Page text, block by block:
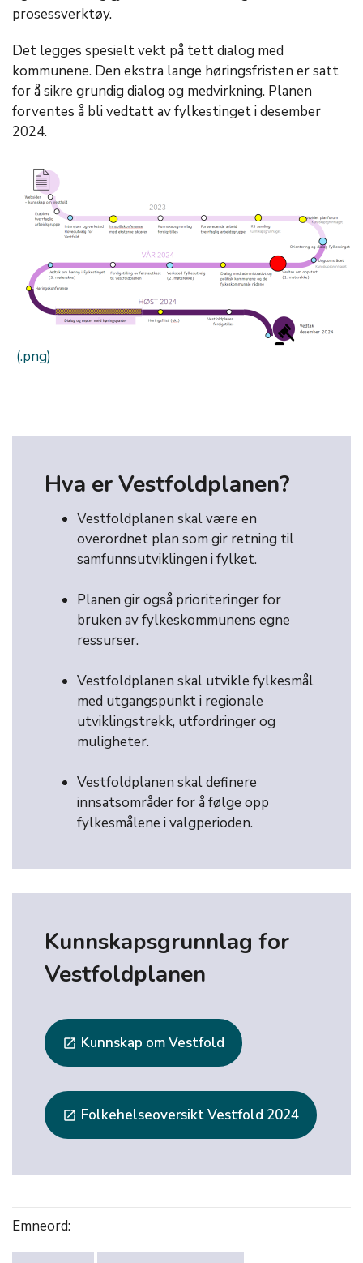
prosessverktøy.
Det legges spesielt vekt på tett dialog med
kommunene. Den ekstra lange høringsfristen er satt
for å sikre grundig dialog og medvirkning. Planen
forventes å bli vedtatt av fylkestinget i desember
2024.
Hva er Vestfoldplanen?
Vestfoldplanen skal være en
overordnet plan som gir retning til
samfunnsutviklingen i fylket.
Planen gir også prioriteringer for
bruken av fylkeskommunens egne
ressurser.
Vestfoldplanen skal utvikle fylkesmål
med utgangspunkt i regionale
utviklingstrekk, utfordringer og
muligheter.
Vestfoldplanen skal definere
innsatsområder for å følge opp
fylkesmålene i valgperioden.
Kunnskapsgrunnlag for
Vestfoldplanen
launch Kunnskap om Vestfold
launch Folkehelseoversikt Vestfold 2024
Emneord: